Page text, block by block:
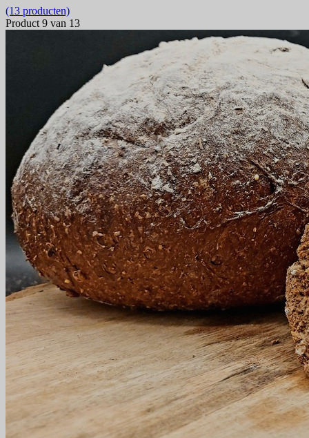
(13 producten)
Product 9 van 13